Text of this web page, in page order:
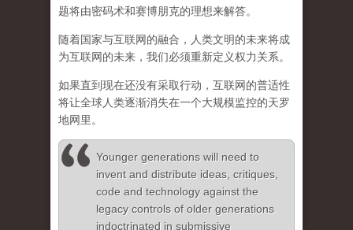
题将由密码术和赛博朋克的理想来解答。
随着国家与互联网的融合，人类文明的未来将成
为互联网的未来，我们必须重新定义权力关系。
如果直到现在还没有采取行动，互联网的普适性
将让全球人类逐渐消失在一个大规模监控的天罗
地网里。
Younger generations will need to
invent and distribute ideas, critiques,
code and technology against the
legacy controls of older generations
indoctrinated in submissive